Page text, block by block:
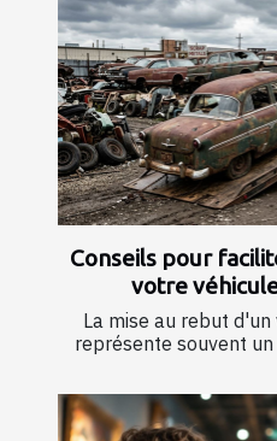
Conseils pour
votre
La mise au rebut
représente souvent